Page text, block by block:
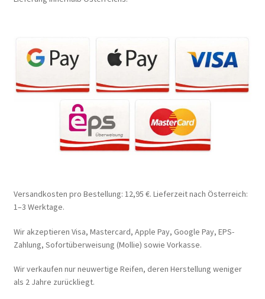
Versandkosten pro Bestellung: 12,95 €. Lieferzeit nach Österreich:
1–3 Werktage.
Wir akzeptieren Visa, Mastercard, Apple Pay, Google Pay, EPS-
Zahlung, Sofortüberweisung (Mollie) sowie Vorkasse.
Wir verkaufen nur neuwertige Reifen, deren Herstellung weniger
als 2 Jahre zurückliegt.